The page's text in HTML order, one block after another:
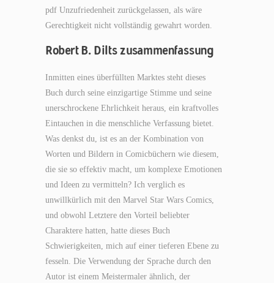
pdf Unzufriedenheit zurückgelassen, als wäre
Gerechtigkeit nicht vollständig gewahrt worden.
Robert B. Dilts zusammenfassung
Inmitten eines überfüllten Marktes steht dieses
Buch durch seine einzigartige Stimme und seine
unerschrockene Ehrlichkeit heraus, ein kraftvolles
Eintauchen in die menschliche Verfassung bietet.
Was denkst du, ist es an der Kombination von
Worten und Bildern in Comicbüchern wie diesem,
die sie so effektiv macht, um komplexe Emotionen
und Ideen zu vermitteln? Ich verglich es
unwillkürlich mit den Marvel Star Wars Comics,
und obwohl Letztere den Vorteil beliebter
Charaktere hatten, hatte dieses Buch
Schwierigkeiten, mich auf einer tieferen Ebene zu
fesseln. Die Verwendung der Sprache durch den
Autor ist einem Meistermaler ähnlich, der